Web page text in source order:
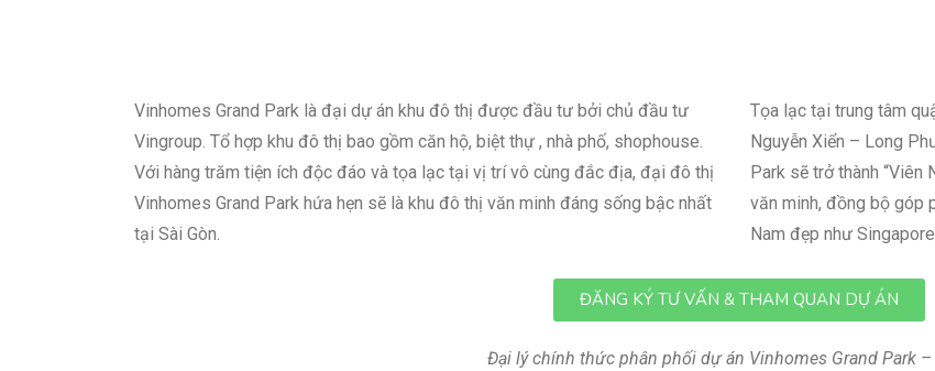
Vinhomes Grand Park là đại dự án khu đô thị được đầu tư bởi chủ đầu tư
Vingroup. Tổ hợp khu đô thị bao gồm căn hộ, biệt thự , nhà phố, shophouse.
Với hàng trăm tiện ích độc đáo và tọa lạc tại vị trí vô cùng đắc địa, đại đô thị
Vinhomes Grand Park hứa hẹn sẽ là khu đô thị văn minh đáng sống bậc nhất
tại Sài Gòn.
Tọa lạc tại trung tâm
Nguyễn Xiển – Long
Park sẽ trở thành
văn minh, đồng bộ góp
Nam đẹp như Singapore
ĐĂNG KÝ TƯ VẤN & THAM QUAN DỰ ÁN
Đại lý chính thức phân phối dự án Vinhomes Grand Park –